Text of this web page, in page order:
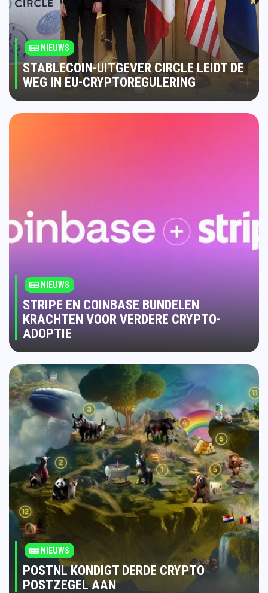
NIEUWS
STABLECOIN-UITGEVER CIRCLE LEIDT DE
WEG IN EU-CRYPTOREGULERING
NIEUWS
STRIPE EN COINBASE BUNDELEN
KRACHTEN VOOR VERDERE CRYPTO-
ADOPTIE
NIEUWS
POSTNL KONDIGT DERDE CRYPTO
POSTZEGEL AAN